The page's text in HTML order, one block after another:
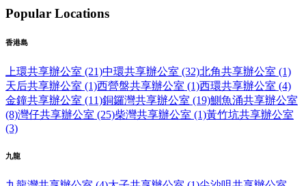
Popular Locations
香港島
上環共享辦公室 (21)中環共享辦公室 (32)北角共享辦公室 (1)
天后共享辦公室 (1)西營盤共享辦公室 (1)西環共享辦公室 (4)
金鐘共享辦公室 (11)銅鑼灣共享辦公室 (19)鰂魚涌共享辦公室
(8)灣仔共享辦公室 (25)柴灣共享辦公室 (1)黃竹坑共享辦公室
(3)
九龍